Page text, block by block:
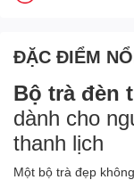
ĐẶC ĐIỂM
Bộ trà đèn
dành cho
thanh lịch
Một bộ trà đẹp